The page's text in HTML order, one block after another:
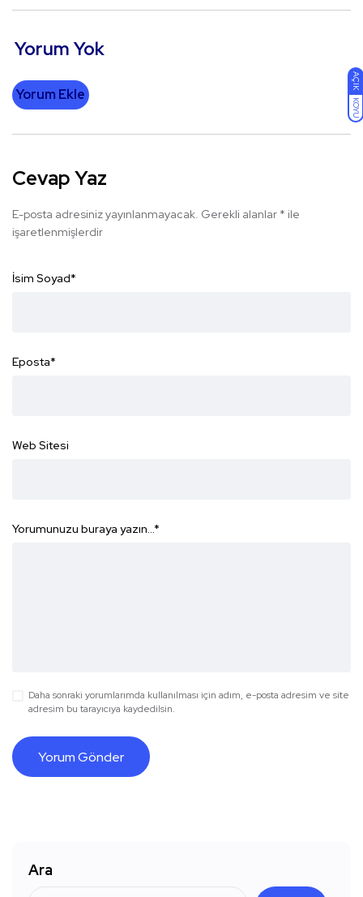
AÇIK
KOYU
Yorum Yok
Yorum Ekle
Cevap Yaz
E-posta adresiniz yayınlanmayacak. Gerekli alanlar * ile
işaretlenmişlerdir
İsim Soyad*
Eposta*
Web Sitesi
Yorumunuzu buraya yazın...*
Daha sonraki yorumlarımda kullanılması için adım, e-posta adresim ve site
adresim bu tarayıcıya kaydedilsin.
Ara